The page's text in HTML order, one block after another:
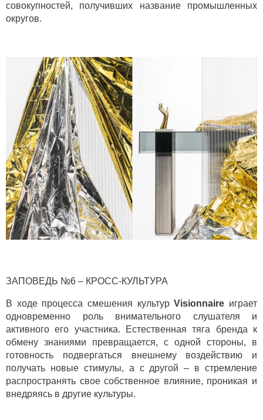
совокупностей, получивших название промышленных
округов.
ЗАПОВЕДЬ №6 – КРОСС-КУЛЬТУРА
В ходе процесса смешения культурVisionnaire играет
одновременно роль внимательного слушателя и
активного его участника. Естественная тяга бренда к
обмену знаниями превращается, с одной стороны, в
готовность подвергаться внешнему воздействию и
получать новые стимулы, а с другой – в стремление
распространять свое собственное влияние, проникая и
внедряясь в другие культуры.